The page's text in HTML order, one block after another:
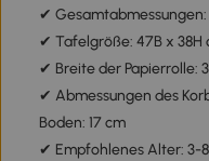
✔ Gesamtabmessungen:
✔ Tafelgröße: 47B x 38H
✔ Breite der Papierrolle:
✔ Abmessungen des
Boden: 17 cm
✔ Empfohlenes Alter: 3-